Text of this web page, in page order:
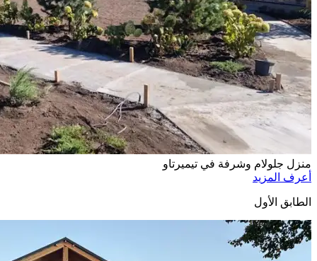
منزل جلولام وشرفة في تيميرتاو
أعرف المزيد
الطابق الأول